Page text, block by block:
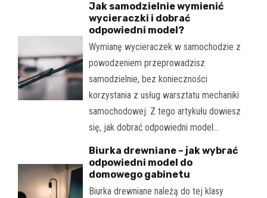
Jak samodzielnie wymienić
wycieraczki i dobrać
odpowiedni model?
Wymianę wycieraczek w samochodzie z
powodzeniem przeprowadzisz
samodzielnie, bez konieczności
korzystania z usług warsztatu mechaniki
samochodowej. Z tego artykułu dowiesz
się, jak dobrać odpowiedni model…
Biurka drewniane – jak wybrać
odpowiedni model do
domowego gabinetu
Biurka drewniane należą do tej klasy